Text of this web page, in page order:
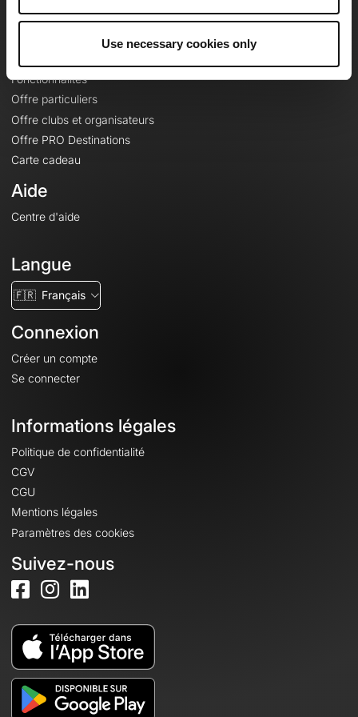
Use necessary cookies only
Fonctionnalités
Offre particuliers
Offre clubs et organisateurs
Offre PRO Destinations
Carte cadeau
Aide
Centre d'aide
Langue
🇫🇷 Français
Connexion
Créer un compte
Se connecter
Informations légales
Politique de confidentialité
CGV
CGU
Mentions légales
Paramètres des cookies
Suivez-nous